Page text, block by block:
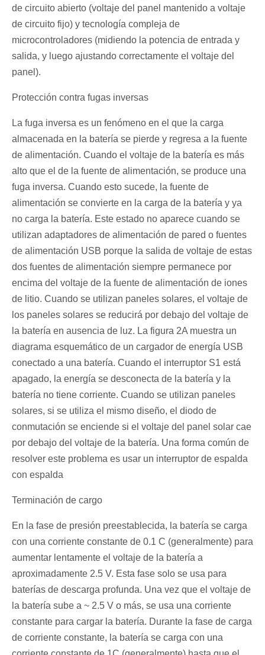
de circuito abierto (voltaje del panel mantenido a voltaje
de circuito fijo) y tecnología compleja de
microcontroladores (midiendo la potencia de entrada y
salida, y luego ajustando correctamente el voltaje del
panel).
Protección contra fugas inversas
La fuga inversa es un fenómeno en el que la carga
almacenada en la batería se pierde y regresa a la fuente
de alimentación. Cuando el voltaje de la batería es más
alto que el de la fuente de alimentación, se produce una
fuga inversa. Cuando esto sucede, la fuente de
alimentación se convierte en la carga de la batería y ya
no carga la batería. Este estado no aparece cuando se
utilizan adaptadores de alimentación de pared o fuentes
de alimentación USB porque la salida de voltaje de estas
dos fuentes de alimentación siempre permanece por
encima del voltaje de la fuente de alimentación de iones
de litio. Cuando se utilizan paneles solares, el voltaje de
los paneles solares se reducirá por debajo del voltaje de
la batería en ausencia de luz. La figura 2A muestra un
diagrama esquemático de un cargador de energía USB
conectado a una batería. Cuando el interruptor S1 está
apagado, la energía se desconecta de la batería y la
batería no tiene corriente. Cuando se utilizan paneles
solares, si se utiliza el mismo diseño, el diodo de
conmutación se enciende si el voltaje del panel solar cae
por debajo del voltaje de la batería. Una forma común de
resolver este problema es usar un interruptor de espalda
con espalda
Terminación de cargo
En la fase de presión preestablecida, la batería se carga
con una corriente constante de 0.1 C (generalmente) para
aumentar lentamente el voltaje de la batería a
aproximadamente 2.5 V. Esta fase solo se usa para
baterías de descarga profunda. Una vez que el voltaje de
la batería sube a ~ 2.5 V o más, se usa una corriente
constante para cargar la batería. Durante la fase de carga
de corriente constante, la batería se carga con una